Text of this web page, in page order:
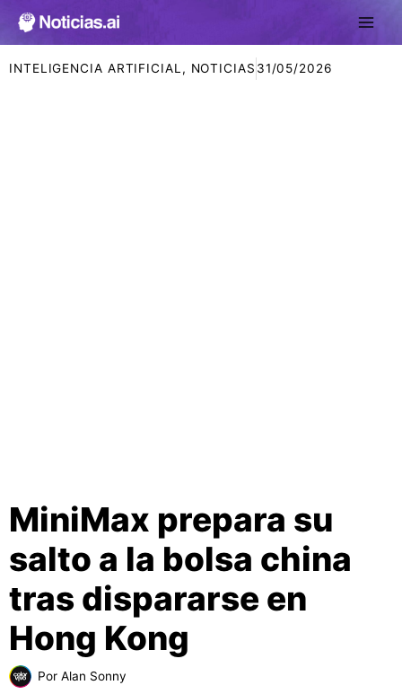
INTELIGENCIA ARTIFICIAL, NOTICIAS 31/05/2026
MiniMax prepara su
salto a la bolsa china
tras dispararse en
Hong Kong
Por Alan Sonny